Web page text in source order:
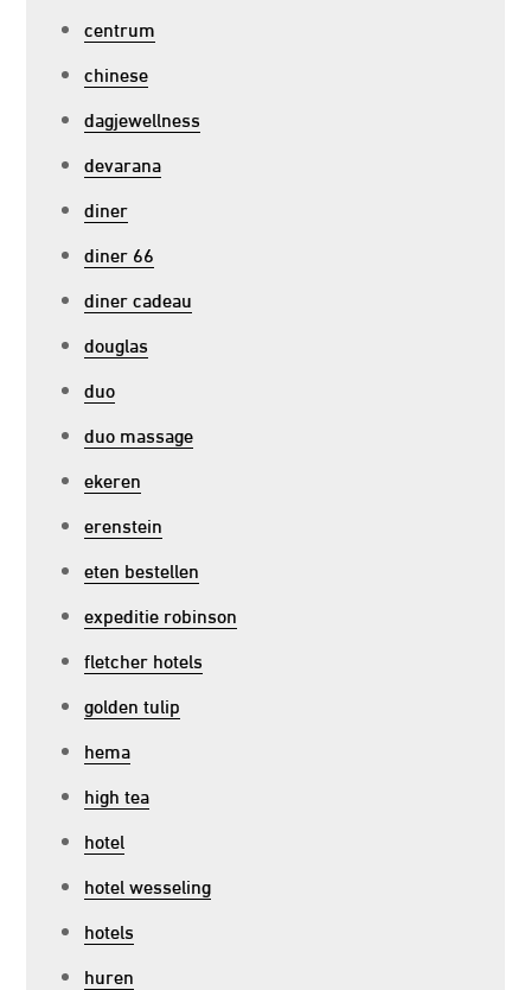
centrum
chinese
dagjewellness
devarana
diner
diner 66
diner cadeau
douglas
duo
duo massage
ekeren
erenstein
eten bestellen
expeditie robinson
fletcher hotels
golden tulip
hema
high tea
hotel
hotel wesseling
hotels
huren